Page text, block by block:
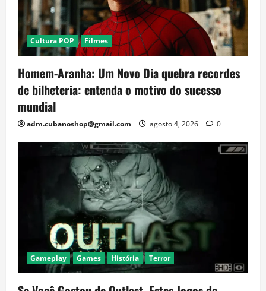
Cultura POP Filmes
Homem-Aranha: Um Novo Dia quebra recordes
de bilheteria: entenda o motivo do sucesso
mundial
adm.cubanoshop@gmail.com agosto 4, 2026 0
Gameplay Games História Terror